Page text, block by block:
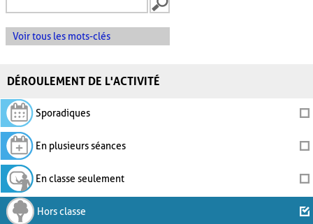
Voir tous les mots-clés
DÉROULEMENT DE L'ACTIVITÉ
Sporadiques
En plusieurs séances
En classe seulement
Hors classe